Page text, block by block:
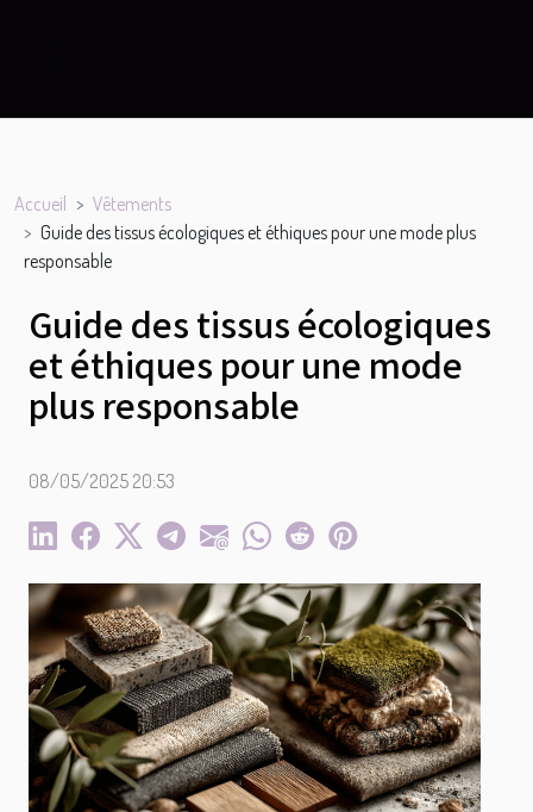
Accueil
Vêtements
Guide des tissus écologiques et éthiques pour une mode plus
responsable
Guide des tissus écologiques
et éthiques pour une mode
plus responsable
08/05/2025 20:53